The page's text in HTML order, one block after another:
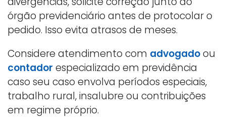
órgão previdenciário antes de protocolar o
pedido. Isso evita atrasos de meses.
Considere atendimento com advogadoou
contador especializado em previdência
caso seu caso envolva períodos especiais,
trabalho rural, insalubre ou contribuições
em regime próprio.